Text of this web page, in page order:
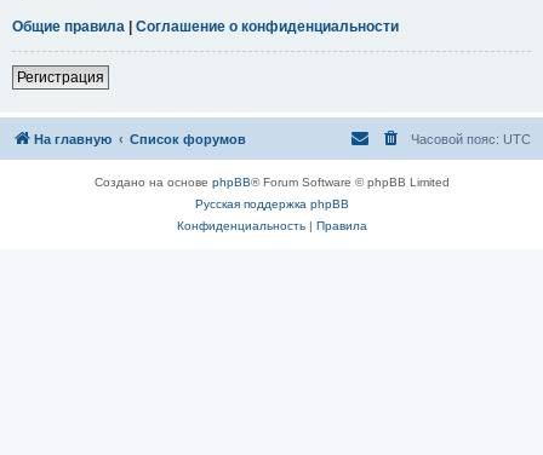
Общие правила | Соглашение о конфиденциальности
Регистрация
На главную Список форумов Часовой пояс: UTC
Создано на основе phpBB® Forum Software © phpBB Limited
Русская поддержка phpBB
Конфиденциальность| Правила